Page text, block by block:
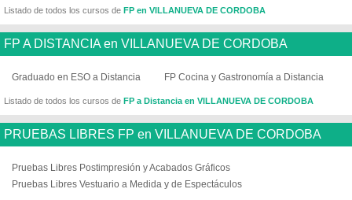
Listado de todos los cursos de FP en VILLANUEVA DE CORDOBA
FP A DISTANCIA en VILLANUEVA DE CORDOBA
Graduado en ESO a Distancia FP Cocina y Gastronomía a Distancia
Listado de todos los cursos de FP a Distancia en VILLANUEVA DE CORDOBA
PRUEBAS LIBRES FP en VILLANUEVA DE CORDOBA
Pruebas Libres Postimpresión y Acabados Gráficos
Pruebas Libres Vestuario a Medida y de Espectáculos